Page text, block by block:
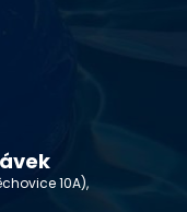
10A),